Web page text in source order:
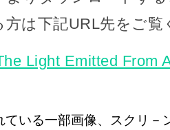
方は下記URL先をご覧
Light Emitted From
いる一部画像、スクリ－